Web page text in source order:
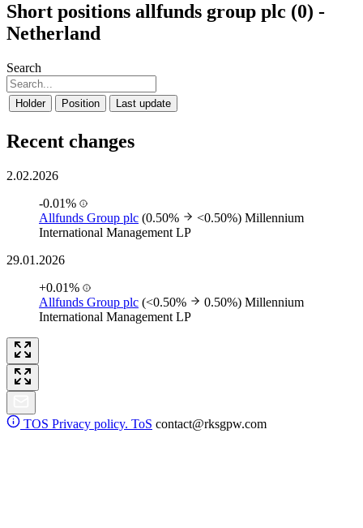
Short positions allfunds group plc (0) -
Netherland
Search
Holder Position Last update
Recent changes
2.02.2026
-0.01%
Allfunds Group plc (0.50% <0.50%) Millennium
International Management LP
29.01.2026
+0.01%
Allfunds Group plc (<0.50% 0.50%) Millennium
International Management LP
TOS Privacy policy. ToS contact@rksgpw.com